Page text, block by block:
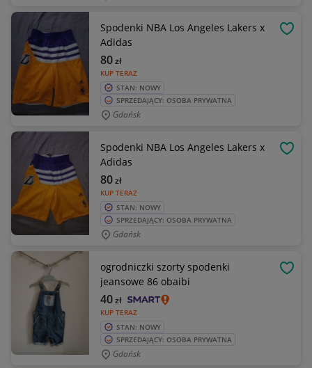
Spodenki NBA Los Angeles Lakers x
Adidas
KUP TERAZ
80zł
STAN: NOWY
SPRZEDAJĄCY: OSOBA PRYWATNA
Gdańsk
Spodenki NBA Los Angeles Lakers x
Adidas
KUP TERAZ
80zł
STAN: NOWY
SPRZEDAJĄCY: OSOBA PRYWATNA
Gdańsk
ogrodniczki szorty spodenki
jeansowe 86 obaibi
KUP TERAZ
40zł
STAN: NOWY
SPRZEDAJĄCY: OSOBA PRYWATNA
Gdańsk